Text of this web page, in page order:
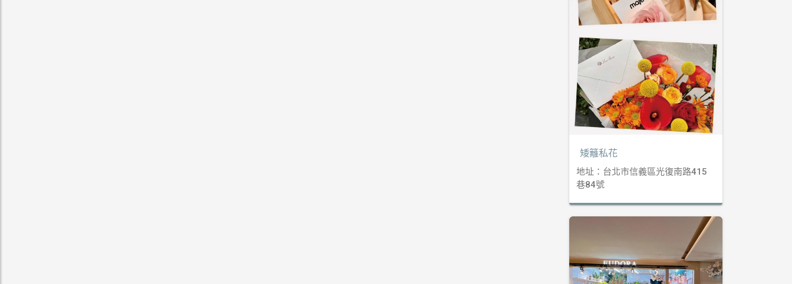
矮籬私花
地址：台北市信義區光復南路415
巷84號